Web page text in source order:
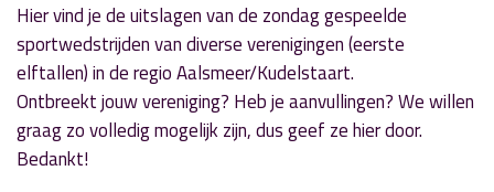
« Vorig nieuwsbericht
Spectaculaire vuurwerkshow in Aalsmeer en
Kudelstaart
doen'
9 september 2019
Hier vind je de uitslagen van de zondag gespeelde
sportwedstrijden van diverse verenigingen (eerste
elftallen) in de regio Aalsmeer/Kudelstaart.
Ontbreekt jouw vereniging? Heb je aanvullingen? We willen
graag zo volledig mogelijk zijn, dus geef ze hier door.
Bedankt!